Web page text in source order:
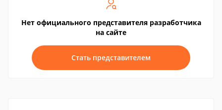
Нет официального представителя разработчика
на сайте
Стать представителем